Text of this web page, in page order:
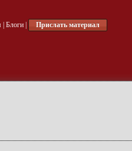
| Блоги| Прислать материал